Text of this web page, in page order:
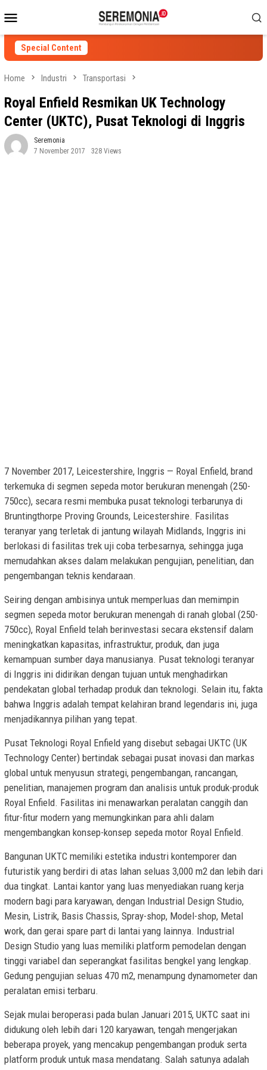
to
contentMenu
Special Content
Home Industri Transportasi
Royal Enfield Resmikan UK Technology
Center (UKTC), Pusat Teknologi di Inggris
Seremonia
7 November 2017
328 Views
7 November 2017, Leicestershire, Inggris — Royal Enfield, brand
terkemuka di segmen sepeda motor berukuran menengah (250-
750cc), secara resmi membuka pusat teknologi terbarunya di
Bruntingthorpe Proving Grounds, Leicestershire. Fasilitas
teranyar yang terletak di jantung wilayah Midlands, Inggris ini
berlokasi di fasilitas trek uji coba terbesarnya, sehingga juga
memudahkan akses dalam melakukan pengujian, penelitian, dan
pengembangan teknis kendaraan.
Seiring dengan ambisinya untuk memperluas dan memimpin
segmen sepeda motor berukuran menengah di ranah global (250-
750cc), Royal Enfield telah berinvestasi secara ekstensif dalam
meningkatkan kapasitas, infrastruktur, produk, dan juga
kemampuan sumber daya manusianya. Pusat teknologi teranyar
di Inggris ini didirikan dengan tujuan untuk menghadirkan
pendekatan global terhadap produk dan teknologi. Selain itu, fakta
bahwa Inggris adalah tempat kelahiran brand legendaris ini, juga
menjadikannya pilihan yang tepat.
Pusat Teknologi Royal Enfield yang disebut sebagai UKTC (UK
Technology Center) bertindak sebagai pusat inovasi dan markas
global untuk menyusun strategi, pengembangan, rancangan,
penelitian, manajemen program dan analisis untuk produk-produk
Royal Enfield. Fasilitas ini menawarkan peralatan canggih dan
fitur-fitur modern yang memungkinkan para ahli dalam
mengembangkan konsep-konsep sepeda motor Royal Enfield.
Bangunan UKTC memiliki estetika industri kontemporer dan
futuristik yang berdiri di atas lahan seluas 3,000 m2 dan lebih dari
dua tingkat. Lantai kantor yang luas menyediakan ruang kerja
modern bagi para karyawan, dengan Industrial Design Studio,
Mesin, Listrik, Basis Chassis, Spray-shop, Model-shop, Metal
work, dan gerai spare part di lantai yang lainnya. Industrial
Design Studio yang luas memiliki platform pemodelan dengan
tinggi variabel dan seperangkat fasilitas bengkel yang lengkap.
Gedung pengujian seluas 470 m2, menampung dynamometer dan
peralatan emisi terbaru.
Sejak mulai beroperasi pada bulan Januari 2015, UKTC saat ini
didukung oleh lebih dari 120 karyawan, tengah mengerjakan
beberapa proyek, yang mencakup pengembangan produk serta
platform produk untuk masa mendatang. Salah satunya adalah